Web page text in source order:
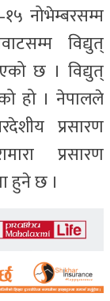
नोभेम्बरसम्म
विद्युत्
छ । विद्युत्
हो । नेपालले
प्रसारण
प्रसारण
हुने छ ।